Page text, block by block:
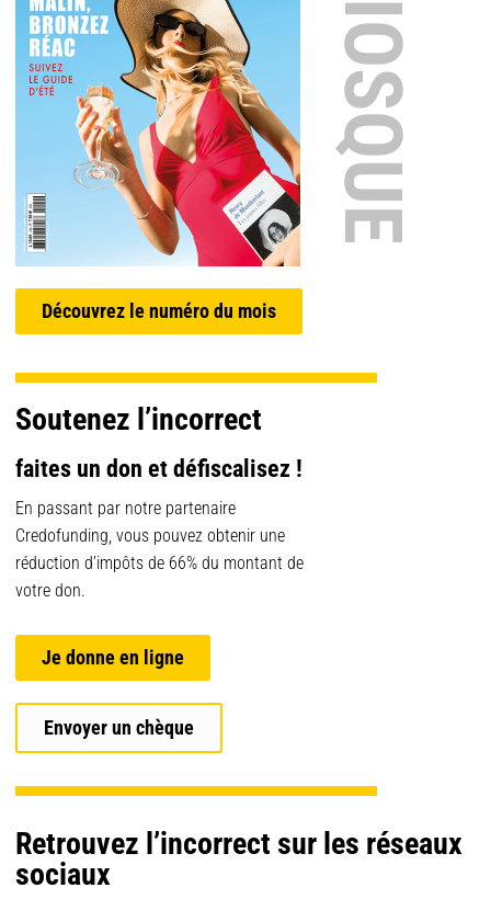
Découvrez le numéro du mois
Soutenez l’incorrect
faites un don et défiscalisez !
En passant par notre partenaire
Credofunding, vous pouvez obtenir une
réduction d’impôts de 66% du montant de
votre don.
Je donne en ligne
Envoyer un chèque
Retrouvez l’incorrect sur les réseaux
sociaux